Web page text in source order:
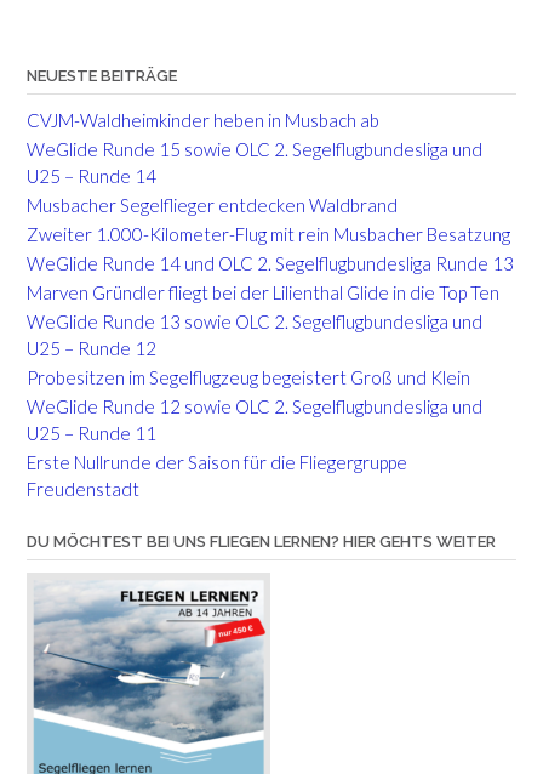
NEUESTE BEITRÄGE
CVJM-Waldheimkinder heben in Musbach ab
WeGlide Runde 15 sowie OLC 2. Segelflugbundesliga und
U25 – Runde 14
Musbacher Segelflieger entdecken Waldbrand
Zweiter 1.000-Kilometer-Flug mit rein Musbacher Besatzung
WeGlide Runde 14 und OLC 2. Segelflugbundesliga Runde 13
Marven Gründler fliegt bei der Lilienthal Glide in die Top Ten
WeGlide Runde 13 sowie OLC 2. Segelflugbundesliga und
U25 – Runde 12
Probesitzen im Segelflugzeug begeistert Groß und Klein
WeGlide Runde 12 sowie OLC 2. Segelflugbundesliga und
U25 – Runde 11
Erste Nullrunde der Saison für die Fliegergruppe
Freudenstadt
DU MÖCHTEST BEI UNS FLIEGEN LERNEN? HIER GEHTS WEITER